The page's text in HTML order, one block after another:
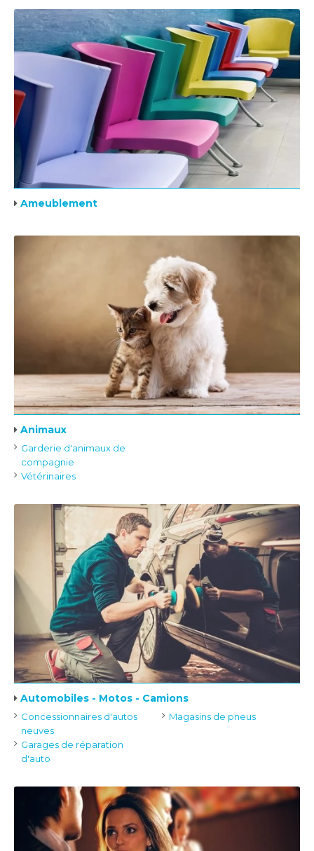
Ameublement
Animaux
Garderie d'animaux de
compagnie
Vétérinaires
Automobiles - Motos - Camions
Concessionnaires d'autos
neuves
Garages de réparation
d'auto
Magasins de pneus